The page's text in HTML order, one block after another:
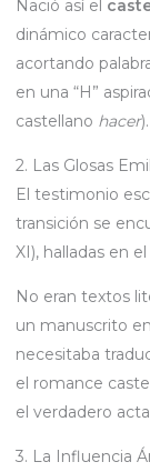
Nació así el
dinámico
acortando
en una “H”
castellano hacer).
2. Las Glosas
El testimonio
transición se
XI), halladas en
No eran textos
un manuscrito
necesitaba
el romance
el verdadero
3. La Influencia